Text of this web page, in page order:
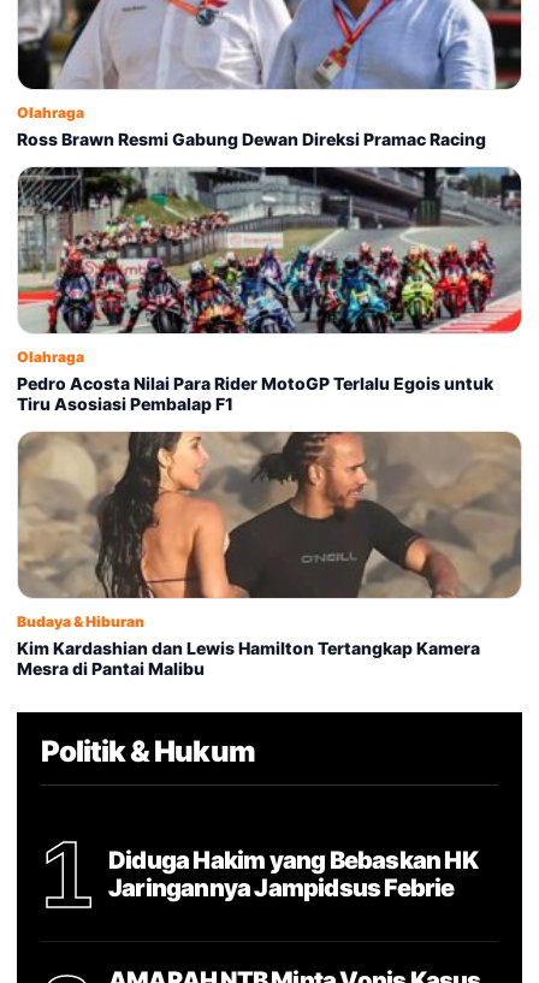
Olahraga
Ross Brawn Resmi Gabung Dewan Direksi Pramac Racing
Olahraga
Pedro Acosta Nilai Para Rider MotoGP Terlalu Egois untuk
Tiru Asosiasi Pembalap F1
Budaya & Hiburan
Kim Kardashian dan Lewis Hamilton Tertangkap Kamera
Mesra di Pantai Malibu
Politik & Hukum
1
Diduga Hakim yang Bebaskan HK
Jaringannya Jampidsus Febrie